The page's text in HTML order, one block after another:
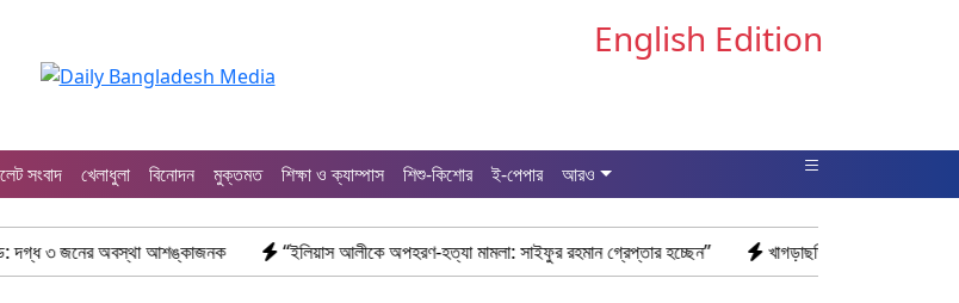
English Edition
সংবাদ খেলাধুলা বিনোদন মুক্তমত শিক্ষা ও ক্যাম্পাস শিশু-কিশোর ই-পেপার আরও
অবস্থা আশঙ্কাজনক “ইলিয়াস আলীকে অপহরণ-হত্যা মামলা: সাইফুর রহমান গ্রেপ্তার হচ্ছেন” খাগড়াছড়ি রামগড় পুলিশের অভিযানে: ১৫